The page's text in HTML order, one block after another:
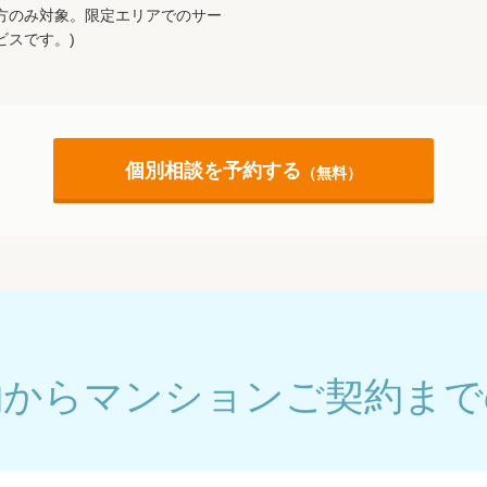
のみ対象。限定エリアでのサー
スです。)
個別相談を予約する （無料）
らマンションご契約ま